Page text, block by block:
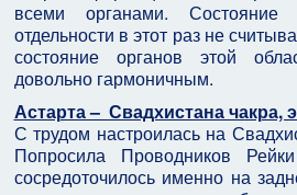
всеми органами.
отдельности в этот раз не
состояние органов этой
довольно гармоничным.
Астарта – Свадхистана чакра,
С трудом настроилась на
Попросила Проводников
сосредоточилось именно на